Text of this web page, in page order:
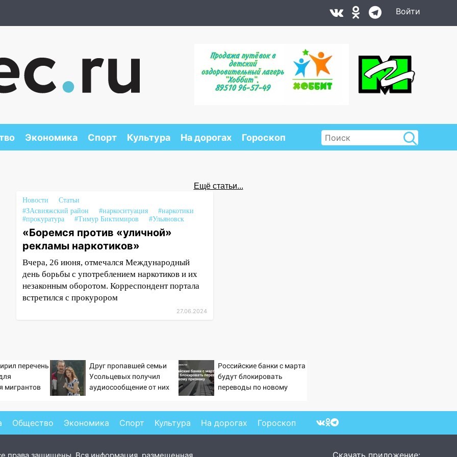
Войти
Экономика Спорт Культура На дорогах Гороскоп
Ещё статьи...
Новости
Статьи
#ЗАсвияжский район
#наркоситуация
#наркотики
#прокуратура
#Тимур Биктимиров #Ульяновск
«Боремся против «уличной»
рекламы наркотиков»
Вчера, 26 июня, отмечался Международный
день борьбы с употреблением наркотиков и их
незаконным оборотом. Корреспондент портала
встретился с прокурором
27.06.2024
перечень
мигрантов
Друг пропавшей семьи
Усольцевых получил
аудиосообщение от них
Российские банки с марта
будут блокировать
переводы по новому
Общество Экономика Спорт Культура На дорогах Гороскоп
Скачать приложение: